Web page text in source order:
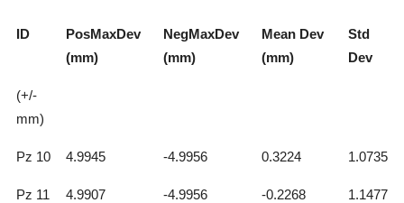
ID
PosMaxDev
(mm)
NegMaxDev
(mm)
Mean Dev
(mm)
Std
Dev
(+/-
mm)
Pz 10 4.9945 -4.9956 0.3224 1.0735
Pz 11 4.9907 -4.9956 -0.2268 1.1477